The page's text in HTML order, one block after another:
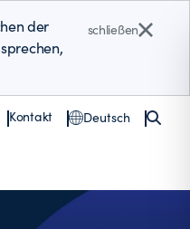
Kontakt Deutsch
der
schließen